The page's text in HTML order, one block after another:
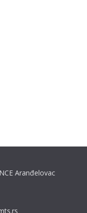
Aranđelovac